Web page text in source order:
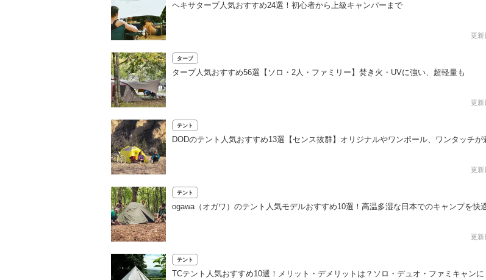
ヘキサタープ人気おすすめ24選！初心者から上級キャンパーまで
更新
タープ
タープ人気おすすめ56選【ソロ・2人・ファミリー】焚き火・UVに強い、超軽量も
更新
テント
DODのテント人気おすすめ13選【センス抜群】オリジナルやワンポール、ワンタッチが
更新
テント
ogawa（オガワ）のテント人気モデルおすすめ10選！高温多湿な日本でのキャンプを快
更新
テント
TCテント人気おすすめ10選！メリット・デメリットは？ソロ・デュオ・ファミキャンに